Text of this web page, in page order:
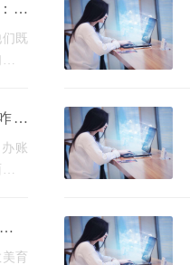
安
决
既
级
工
实
用
账
身
，
艺
专
育